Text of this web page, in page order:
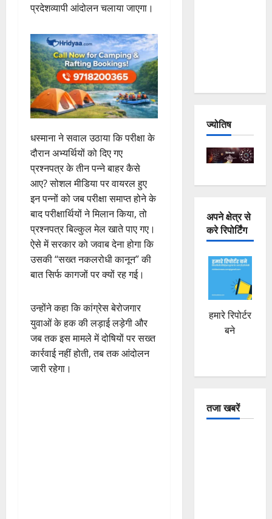
प्रदेशव्यापी आंदोलन चलाया जाएगा।
धस्माना ने सवाल उठाया कि परीक्षा के
दौरान अभ्यर्थियों को दिए गए
प्रश्नपत्र के तीन पन्ने बाहर कैसे
आए? सोशल मीडिया पर वायरल हुए
इन पन्नों को जब परीक्षा समाप्त होने के
बाद परीक्षार्थियों ने मिलान किया, तो
प्रश्नपत्र बिल्कुल मेल खाते पाए गए।
ऐसे में सरकार को जवाब देना होगा कि
उसकी “सख्त नकलरोधी कानून” की
बात सिर्फ कागजों पर क्यों रह गई।
उन्होंने कहा कि कांग्रेस बेरोजगार
युवाओं के हक की लड़ाई लड़ेगी और
जब तक इस मामले में दोषियों पर सख्त
कार्रवाई नहीं होती, तब तक आंदोलन
जारी रहेगा।
ज्योतिष
अपने क्षेत्र से
करे रिपोर्टिंग
हमारे रिपोर्टर
बने
तजा खबरें